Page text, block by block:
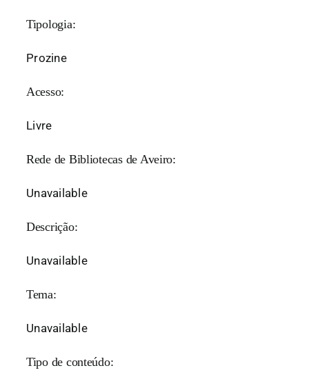
Tipologia:
Prozine
Acesso:
Livre
Rede de Bibliotecas de Aveiro:
Unavailable
Descrição:
Unavailable
Tema:
Unavailable
Tipo de conteúdo: